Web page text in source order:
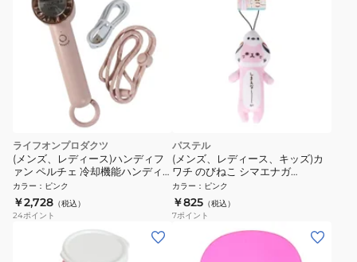
ライフオンプロダクツ
(メンズ、レディース)ハンディフ
ァン ペルチェ 冷却機能ハンディ
ファン カラビナ付 ピンク
LCAF004 SP 3.5h駆動
カラー ： ピンク
￥2,728 （税込）
24ポイント
パステル
(メンズ、レディース、キッズ)カ
ワチ のびねこ シマエナガ
KWC454870
カラー ： ピンク
￥825 （税込）
7ポイント